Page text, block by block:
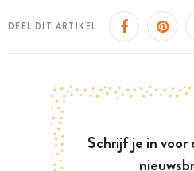
DEEL DIT ARTIKEL
Schrijf je in